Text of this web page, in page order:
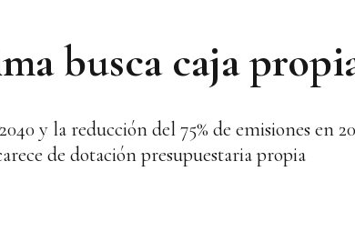
busca caja
y la reducción del 75% de emisiones en
de dotación presupuestaria propia